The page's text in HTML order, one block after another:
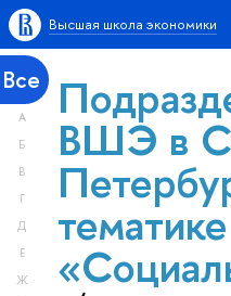
Высшая школа экономики
Все
А
Б
В
Г
Д
Е
Ж
ВШЭ в
тематике